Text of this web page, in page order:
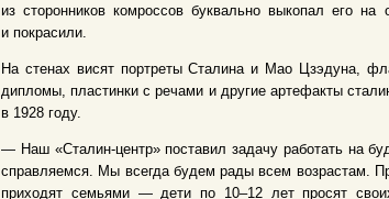
из сторонников комроссов буквально выкопал его
и покрасили.
На стенах висят портреты Сталина и Мао Цзэдуна,
дипломы, пластинки с речами и другие артефакты
в 1928 году.
— Наш «Сталин-центр» поставил задачу работать на
справляемся. Мы всегда будем рады всем возрастам.
приходят семьями — дети по 10–12 лет просят